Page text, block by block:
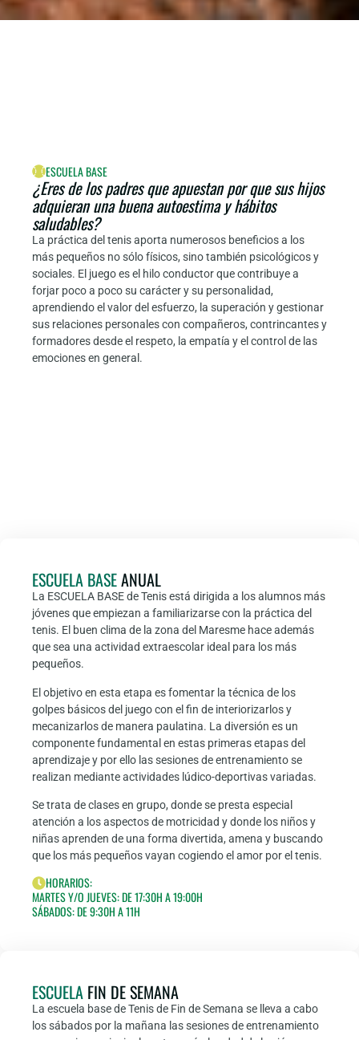
ESCUELA BASE
¿Eres de los padres que apuestan por que sus hijos
adquieran una buena autoestima y hábitos
saludables?
La práctica del tenis aporta numerosos beneficios a los
más pequeños no sólo físicos, sino también psicológicos y
sociales. El juego es el hilo conductor que contribuye a
forjar poco a poco su carácter y su personalidad,
aprendiendo el valor del esfuerzo, la superación y gestionar
sus relaciones personales con compañeros, contrincantes y
formadores desde el respeto, la empatía y el control de las
emociones en general.
ESCUELA BASEANUAL
La ESCUELA BASEde Tenis está dirigida a los alumnos más
jóvenes que empiezan a familiarizarse con la práctica del
tenis. El buen clima de la zona del Maresme hace además
que sea una actividad extraescolar ideal para los más
pequeños.
El objetivo en esta etapa es fomentar la técnica de los
golpes básicos del juego con el fin de interiorizarlos y
mecanizarlos de manera paulatina. La diversión es un
componente fundamental en estas primeras etapas del
aprendizaje y por ello las sesiones de entrenamiento se
realizan mediante actividades lúdico-deportivas variadas.
Se trata de clases en grupo, donde se presta especial
atención a los aspectos de motricidad y donde los niños y
niñas aprenden de una forma divertida, amena y buscando
que los más pequeños vayan cogiendo el amor por el tenis.
HORARIOS:
MARTES Y/O JUEVES: DE 17:30H A 19:00H
SÁBADOS: DE 9:30H A 11H
ESCUELA FIN DE SEMANA
La escuela base de Tenis de Fin de Semana se lleva a cabo
los sábados por la mañana las sesiones de entrenamiento